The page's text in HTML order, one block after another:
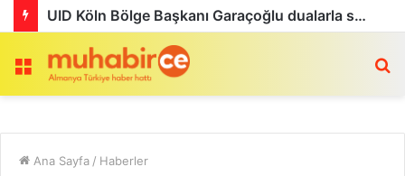
UID Köln Bölge Başkanı Garaçoğlu dualarla son yolculuğuna uğurlandı
Menü
Ana Sayfa / Haberler